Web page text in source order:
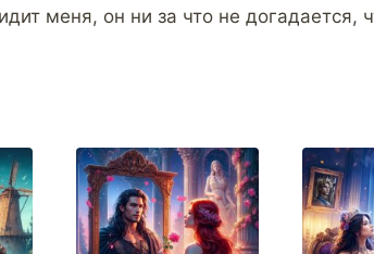
меня, он ни за что не